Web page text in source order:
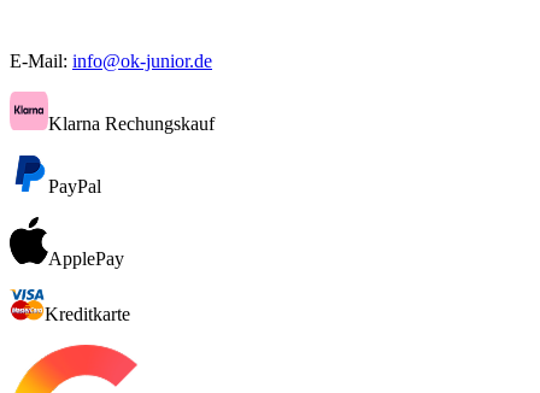
E-Mail: info@ok-junior.de
Klarna Rechungskauf
PayPal
ApplePay
Kreditkarte